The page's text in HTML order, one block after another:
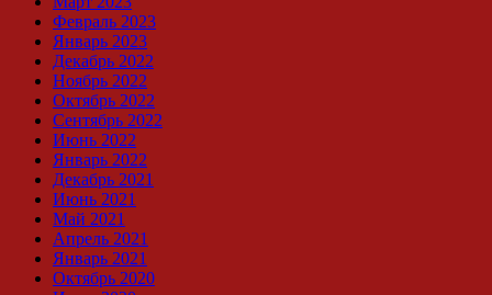
Февраль 2023
Январь 2023
Декабрь 2022
Ноябрь 2022
Октябрь 2022
Сентябрь 2022
Июнь 2022
Январь 2022
Декабрь 2021
Июнь 2021
Май 2021
Апрель 2021
Январь 2021
Октябрь 2020